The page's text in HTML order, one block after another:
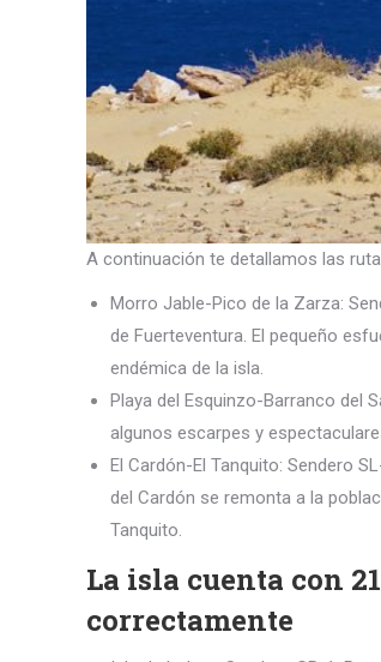
A continuación te detallamos las
Morro Jable-Pico de la Zarza:
de Fuerteventura. El pequeño
endémica de la isla.
Playa del Esquinzo-Barranco del
algunos escarpes y
El Cardón-El Tanquito: Sendero
del Cardón se remonta a la
Tanquito.
La isla cuenta con
correctamente